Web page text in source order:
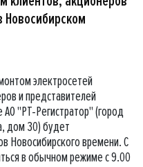
Новосибирском
электросетей
и представителей
"РТ-Регистратор" (город
дом 30) будет
Новосибирского времени. С
в обычном режиме с 9.00